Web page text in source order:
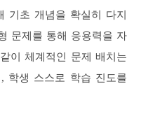
기초 개념을 확실히 다지
문제를 통해 응용력을 자
이 체계적인 문제 배치는
학생 스스로 학습 진도를